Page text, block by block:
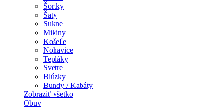
Šortky
Šaty
Sukne
Mikiny
Košeľe
Nohavice
Tepláky
Svetre
Blúzky
Bundy / Kabáty
Zobraziť všetko
Obuv